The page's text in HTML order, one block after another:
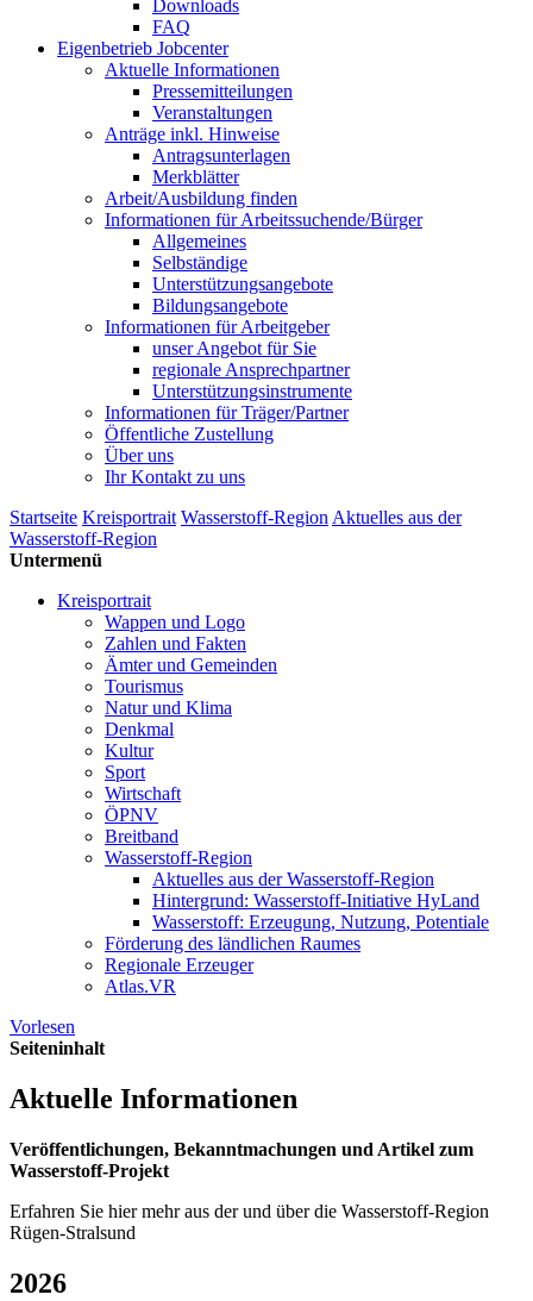
Downloads
FAQ
Eigenbetrieb Jobcenter
Aktuelle Informationen
Pressemitteilungen
Veranstaltungen
Anträge inkl. Hinweise
Antragsunterlagen
Merkblätter
Arbeit/Ausbildung finden
Informationen für Arbeitssuchende/Bürger
Allgemeines
Selbständige
Unterstützungs­angebote
Bildungsangebote
Informationen für Arbeitgeber
unser Angebot für Sie
regionale Ansprechpartner
Unterstützungs­instrumente
Informationen für Träger/Partner
Öffentliche Zustellung
Über uns
Ihr Kontakt zu uns
Startseite Kreisportrait Wasserstoff-Region Aktuelles aus der
Wasserstoff-Region
Untermenü
Kreisportrait
Wappen und Logo
Zahlen und Fakten
Ämter und Gemeinden
Tourismus
Natur und Klima
Denkmal
Kultur
Sport
Wirtschaft
ÖPNV
Breitband
Wasserstoff-Region
Aktuelles aus der Wasserstoff-Region
Hintergrund: Wasserstoff-Initiative HyLand
Wasserstoff: Erzeugung, Nutzung, Potentiale
Förderung des ländlichen Raumes
Regionale Erzeuger
Atlas.VR
Vorlesen
Seiteninhalt
Aktuelle Informationen
Veröffentlichungen, Bekanntmachungen und Artikel zum
Wasserstoff-Projekt
Erfahren Sie hier mehr aus der und über die Wasserstoff-Region
Rügen-Stralsund
2026